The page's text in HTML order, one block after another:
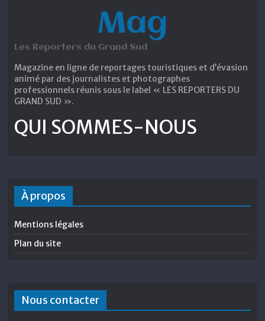
Mag
Les Reporters du Grand Sud
Magazine en ligne de reportages touristiques et d’évasion
animé par des journalistes et photographes
professionnels réunis sous le label « LES REPORTERS DU
GRAND SUD ».
QUI SOMMES-NOUS
À propos
Mentions légales
Plan du site
Nous contacter